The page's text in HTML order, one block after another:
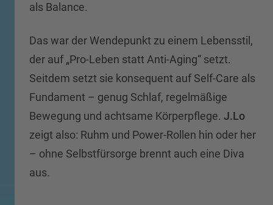
als Balance.
Das war der Wendepunkt zu einem Lebensstil,
der auf „Pro-Leben statt Anti-Aging“ setzt.
Seitdem setzt sie konsequent auf Self-Care als
Fundament – genug Schlaf, regelmäßige
Bewegung und achtsame Körperpflege. J.Lo
zeigt also: Ruhm und Power-Rollen hin oder her
– ohne Selbstfürsorge brennt auch eine Diva
aus.